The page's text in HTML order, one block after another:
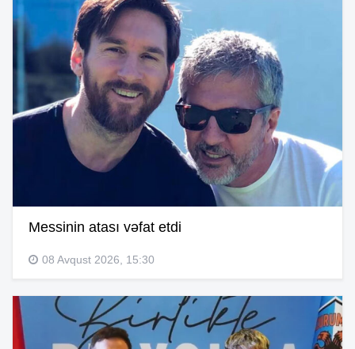
Messinin atası vəfat etdi
08 Avqust 2026, 15:30